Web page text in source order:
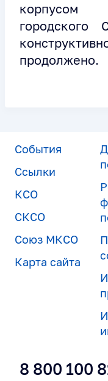
корпусом
городского
продолжено.
События
Ссылки
КСО
СКСО
Союз МКСО
Карта сайта
8 800 100